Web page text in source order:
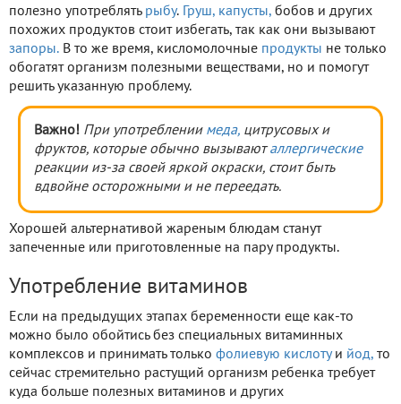
полезно употреблять рыбу. Груш, капусты, бобов и других
похожих продуктов стоит избегать, так как они вызывают
запоры. В то же время, кисломолочные продукты не только
обогатят организм полезными веществами, но и помогут
решить указанную проблему.
Важно! При употреблении меда, цитрусовых и
фруктов, которые обычно вызываюталлергические
реакции из-за своей яркой окраски, стоит быть
вдвойне осторожными и не переедать.
Хорошей альтернативой жареным блюдам станут
запеченные или приготовленные на пару продукты.
Употребление витаминов
Если на предыдущих этапах беременности еще как-то
можно было обойтись без специальных витаминных
комплексов и принимать только фолиевую кислотуи йод, то
сейчас стремительно растущий организм ребенка требует
куда больше полезных витаминов и других